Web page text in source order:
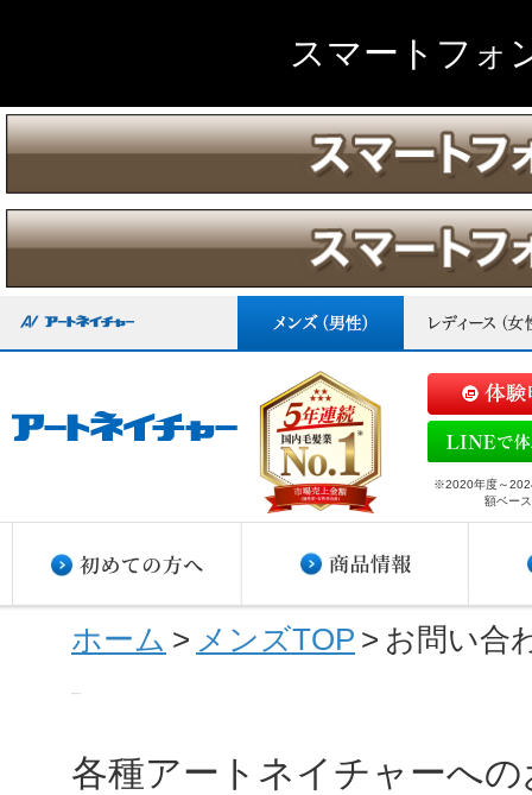
スマートフォ
※2020年度～
額ベー
ホーム > メンズTOP > お問い合
各種アートネイチャーへ